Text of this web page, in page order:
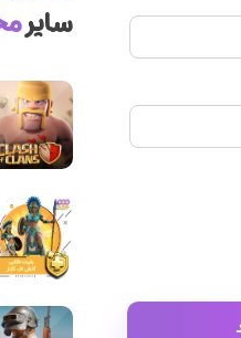
سایر